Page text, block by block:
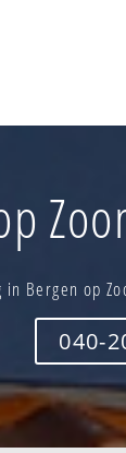
Bergen op
040-